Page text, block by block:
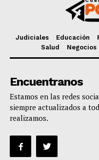
Judiciales Educación
Salud
Negocios
Encuentranos
Estamos en las redes
siempre actualizados a
realizamos.